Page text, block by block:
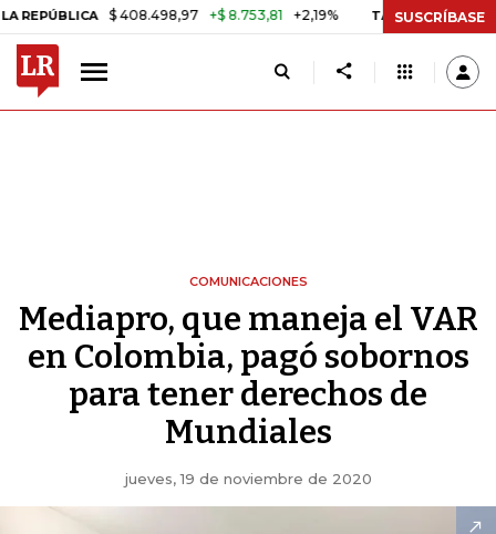
$ 408.498,97 +$ 8.753,81 +2,19% TASA DE USURASUSCRÍBASE
COMUNICACIONES
Mediapro, que maneja el VAR
en Colombia, pagó sobornos
para tener derechos de
Mundiales
jueves, 19 de noviembre de 2020